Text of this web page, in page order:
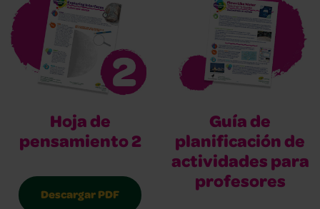
Hoja de
pensamiento 2
Descargar PDF
Guía de
planificación de
actividades para
profesores